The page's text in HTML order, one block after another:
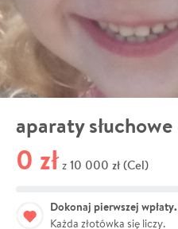
aparaty
0 zł z 10 000 zł (Cel)
Dokonaj pierwszej wpłaty.
Każda złotówka się liczy.